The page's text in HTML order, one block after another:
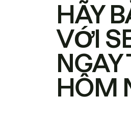
HÃY
VỚI
NGAY
HÔM